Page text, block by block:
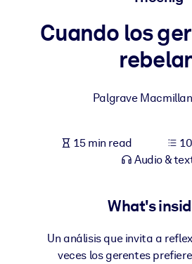
BY SYSTEM
Bring bite-sized, verified knowledge
Enrich your corporate library with
Fuel your AI systems with reliable,
Cuando los
Palgrave Macmillan
15 min read
Audio &
What's
Un análisis que invita a
veces los gerentes